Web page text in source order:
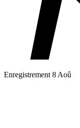
Enregistrement 8 Aoû